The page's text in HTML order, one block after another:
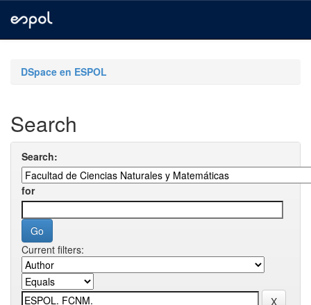
navigationDSpace en ESPOL
Search
Search:
for
Current filters: